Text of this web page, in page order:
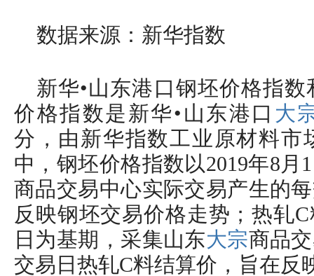
数据来源：新华指数
新华•山东港口钢坯价格指
价格指数是新华•山东港口 大
分，由新华指数工业原材料市
中，钢坯价格指数以2019年8月
商品交易中心实际交易产生的
反映钢坯交易价格走势；热轧
日为基期，采集山东大宗商品
交易日热轧C料结算价，旨在反